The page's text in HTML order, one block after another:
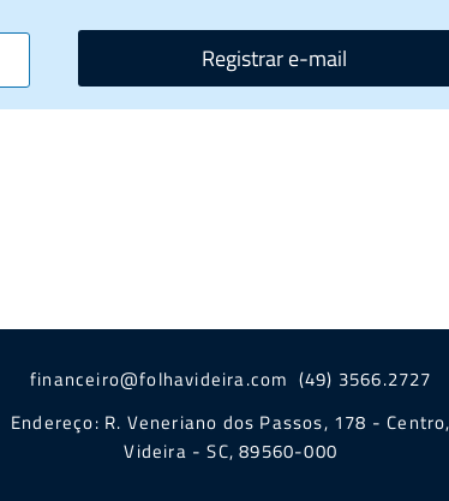
Registrar e-mail
financeiro@folhavideira.com (49) 3566.2727
Endereço: R. Veneriano dos Passos, 178 - Centro,
Videira - SC, 89560-000